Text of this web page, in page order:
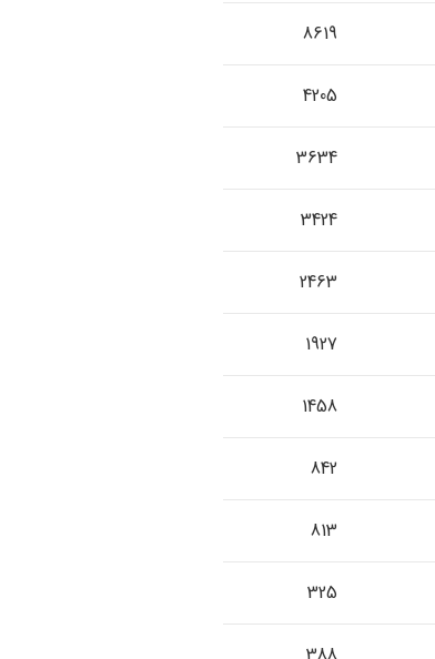
8619
4205
3634
3424
2463
1927
1458
842
813
325